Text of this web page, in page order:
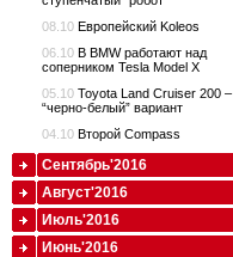
08.10 Европейский Koleos
06.10 В BMW работают над
соперником Tesla Model X
05.10 Toyota Land Cruiser 200 –
“черно-белый” вариант
04.10 Второй Compass
Сентябрь'2016
Август'2016
Июль'2016
Июнь'2016